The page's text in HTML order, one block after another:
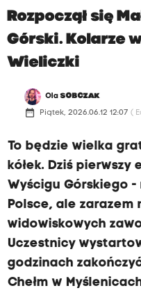
Rozpoczął się
Górski. Kolarze
Wieliczki
OlaSOBCZAK
date_range Piątek, 2026.06.12 12:07 (
To będzie wielka
kółek. Dziś pierwszy
Wyścigu Górskiego
Polsce, ale zarazem
widowiskowych
Uczestnicy
godzinach
Chełm w